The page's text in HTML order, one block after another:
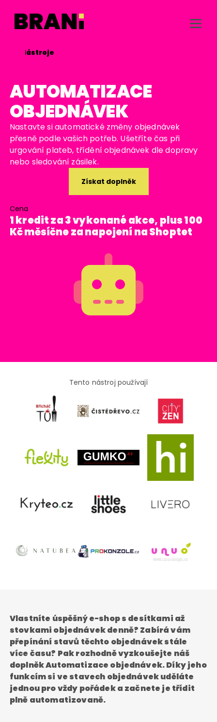
Nástroje
AUTOMATIZACE
OBJEDNÁVEK
Nastavte si automatické změny objednávek
přesně podle vašich potřeb. Ušetříte čas při
urgování plateb, třídění objednávek dle dopravy
nebo sledování zásilek.
Získat doplněk
Cena
1 kredit za 3 vykonané akce, plus 100
Kč měsíčne za napojení na Shoptet
Tento nástroj používají
Vlastníte úspěšný e-shop s desítkami až
stovkami objednávek denně? Zabírá vám
přepínání stavů těchto objednávek stále
více času? Pak rozhodně vyzkoušejte náš
doplněk Automatizace objednávek. Díky jeho
funkcím si ve stavech objednávek uděláte
jednou pro vždy pořádek a začnete je třídit
plně automatizovaně.